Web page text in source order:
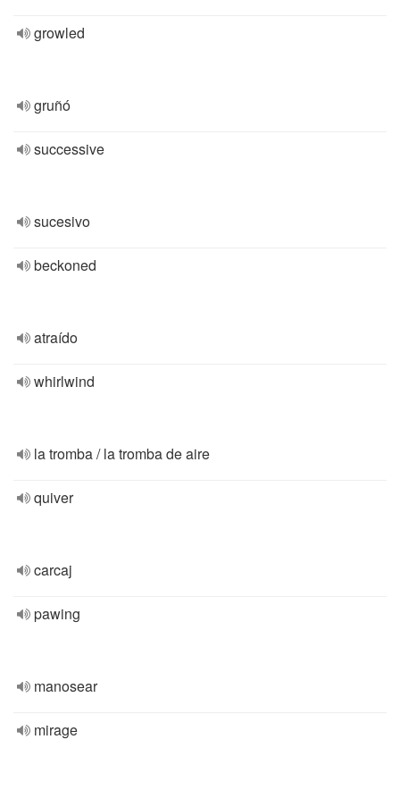
growled
gruñó
successive
sucesivo
beckoned
atraído
whirlwind
la tromba / la tromba de aire
quiver
carcaj
pawing
manosear
mirage